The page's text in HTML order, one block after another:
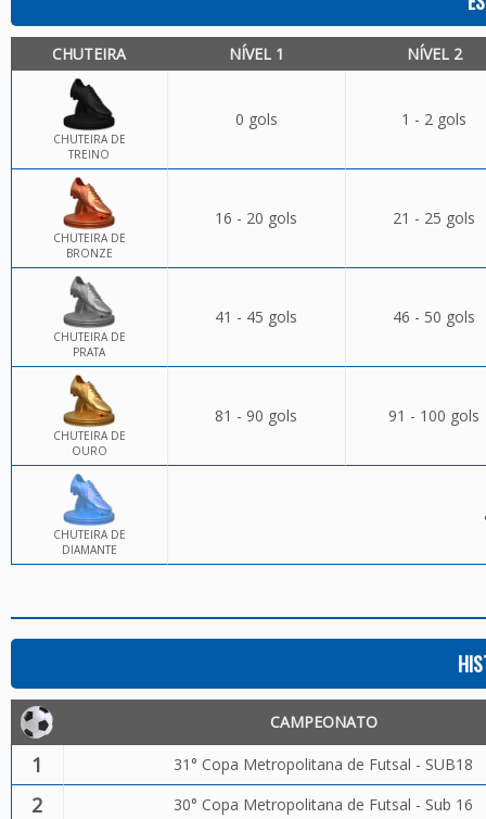
CHUTEIRA NÍVEL 1 NÍVEL 2
CHUTEIRA DE
TREINO
0 gols 1 - 2 gols
CHUTEIRA DE
BRONZE
16 - 20 gols 21 - 25 gols
CHUTEIRA DE
PRATA
41 - 45 gols 46 - 50 gols
CHUTEIRA DE
OURO
81 - 90 gols 91 - 100 gols
CHUTEIRA DE
DIAMANTE
CAMPEONATO
1 31° Copa Metropolitana de Futsal - SUB18
2 30° Copa Metropolitana de Futsal - Sub 16